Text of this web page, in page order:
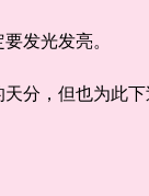
发光发亮。
，但也为此下